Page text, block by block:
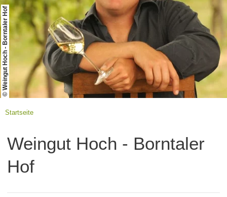
Kultur & Events
Buchen & Service
© Weingut Hoch - Borntaler Hof
Startseite
Weingut Hoch - Borntaler
Hof